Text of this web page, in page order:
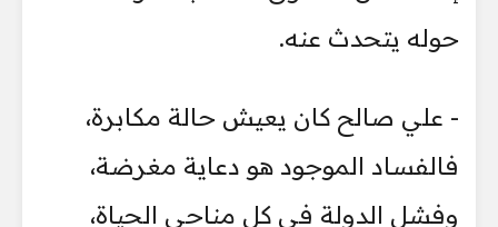
حوله يتحدث عنه.
- علي صالح كان يعيش حالة مكابرة،
فالفساد الموجود هو دعاية مغرضة،
وفشل الدولة في كل مناحي الحياة،